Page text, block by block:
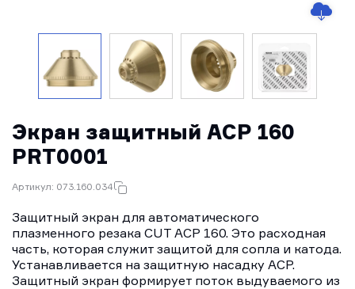
Экран защитный ACP 160
PRT0001
Артикул: 073.160.034
Защитный экран для автоматического
плазменного резака CUT ACP 160. Это расходная
часть, которая служит защитой для сопла и катода.
Устанавливается на защитную насадку ACP.
Защитный экран формирует поток выдуваемого из